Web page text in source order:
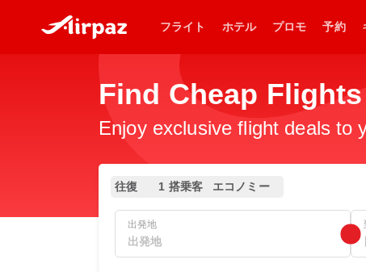
フライト ホテル プロモ 予約
Find Cheap
Enjoy exclusive flight deals to
往復 1 搭乗客 エコノミー
出発地